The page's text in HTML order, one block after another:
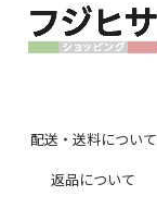
配送・送料について
返品について